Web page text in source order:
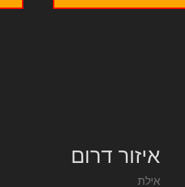
איזור דרום
אילת